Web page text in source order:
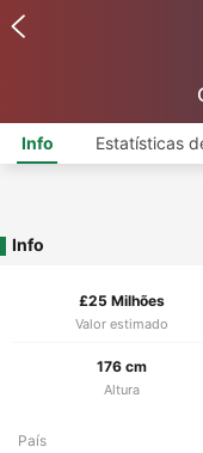
Info Estatísticas
Info
£25 Milhões
Valor estimado
176 cm
Altura
País